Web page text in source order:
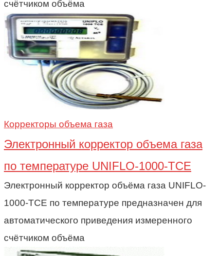
счётчиком объёма
Корректоры объема газа
Электронный корректор объема газа
по температуре UNIFLO-1000-TCE
Электронный корректор объёма газа UNIFLO-
1000-TCE по температуре предназначен для
автоматического приведения измеренного
счётчиком объёма